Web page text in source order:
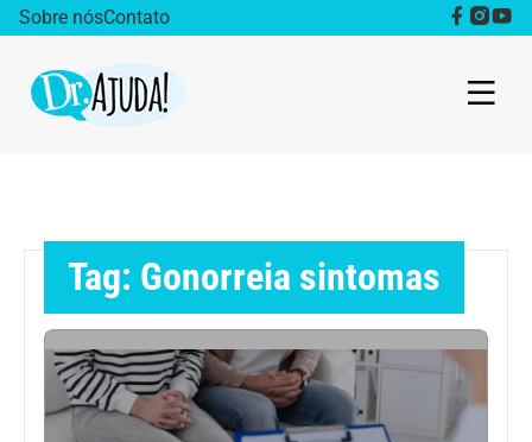
Sobre nósContato
Obesidade
Destaque
Bem estar
Vida Saudável
Tag: Gonorreia sintomas